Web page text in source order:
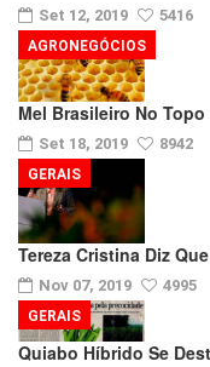
Set 12, 2019 5416
Mel Brasileiro No Topo
Set 18, 2019 8942
AGRONEGÓCIOS
Tereza Cristina Diz
Nov 07, 2019 4995
GERAIS
Quiabo Híbrido Se
GERAIS